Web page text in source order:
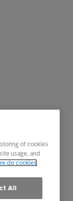
of cookies
usage, and
de cookies
All